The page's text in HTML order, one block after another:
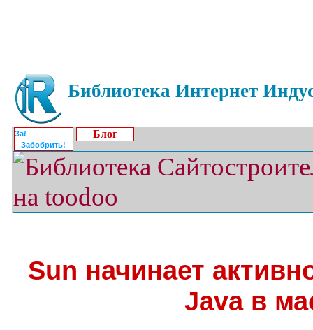
Библиотека Интернет
Забобрить!
Блог
Sun начинает
Java в